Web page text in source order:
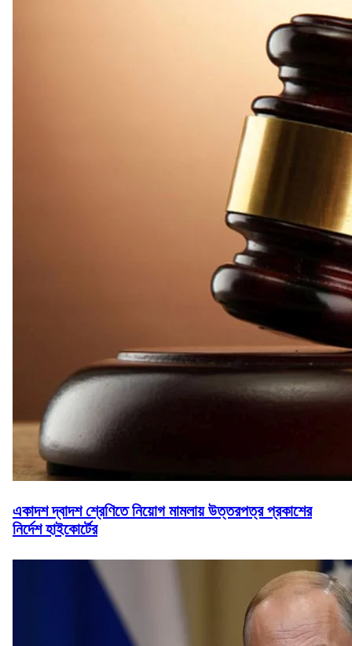
একাদশ দ্বাদশ শ্রেণিতে নিয়োগ মামলায় উত্তরপত্র প্রকাশের
নির্দেশ হাইকোর্টের